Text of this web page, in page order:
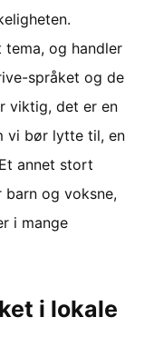
og handler
språket og de
viktig, det er en
vi bør lytte til, en
annet stort
og voksne,
i mange
i lokale